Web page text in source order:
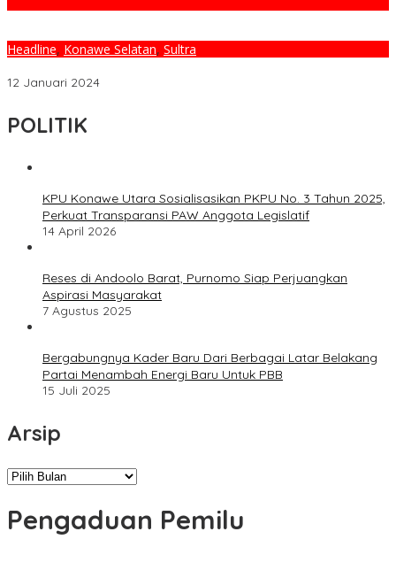
Headline, Konawe Selatan, Sultra
12 Januari 2024
POLITIK
KPU Konawe Utara Sosialisasikan PKPU No. 3 Tahun 2025,
Perkuat Transparansi PAW Anggota Legislatif
14 April 2026
Reses di Andoolo Barat, Purnomo Siap Perjuangkan
Aspirasi Masyarakat
7 Agustus 2025
Bergabungnya Kader Baru Dari Berbagai Latar Belakang
Partai Menambah Energi Baru Untuk PBB
15 Juli 2025
Arsip
Arsip
Pengaduan Pemilu